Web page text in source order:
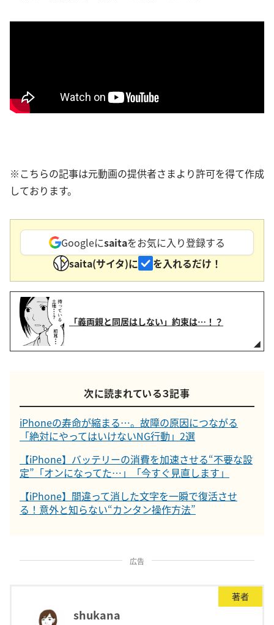
※こちらの記事は元動画の提供者さまより許可を得て作成
しております。
Googleにsaitaをお気に入り登録する
saita(サイタ)に
を入れるだけ！
「義両親と同居はしない」約束は…！？
次に読まれている３記事
iPhoneの寿命が縮まる…。故障の原因につながる
「絶対にやってはいけないNG行動」2選
【iPhone】バッテリーの消費を加速させる“不要な設
定”「オンになってた…」「今すぐ見直します」
【iPhone】間違って消した文字を一瞬で復活させ
る！意外と知らない“カンタン操作方法”
広告
著者
shukana